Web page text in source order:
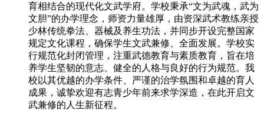
育相结合的现代化文武学府。学校秉承“文为武魂，武为
文胆”的办学理念，师资力量雄厚，由资深武术教练亲授
少林传统拳法、器械及养生功法，并同步开设完整国家
规定文化课程，确保学生文武兼修、全面发展。学校实
行规范化封闭管理，注重武德教育与素质教育，旨在培
养学生坚韧的意志、健全的人格与良好的行为规范。我
校以其优越的办学条件、严谨的治学氛围和卓越的育人
成果，诚挚欢迎有志青少年前来求学深造，在此开启文
武兼修的人生新征程。